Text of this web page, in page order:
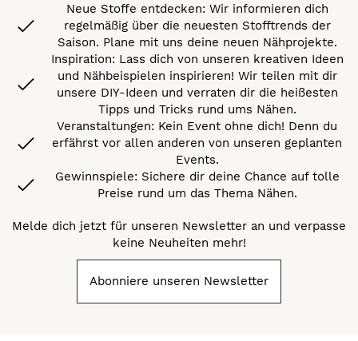
Neue Stoffe entdecken: Wir informieren dich
regelmäßig über die neuesten Stofftrends der
Saison. Plane mit uns deine neuen Nähprojekte.
Inspiration: Lass dich von unseren kreativen Ideen
und Nähbeispielen inspirieren! Wir teilen mit dir
unsere DIY-Ideen und verraten dir die heißesten
Tipps und Tricks rund ums Nähen.
Veranstaltungen: Kein Event ohne dich! Denn du
erfährst vor allen anderen von unseren geplanten
Events.
Gewinnspiele: Sichere dir deine Chance auf tolle
Preise rund um das Thema Nähen.
Melde dich jetzt für unseren Newsletter an und verpasse
keine Neuheiten mehr!
Abonniere unseren Newsletter